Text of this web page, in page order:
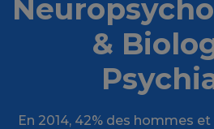
&
En 2014, 42% des hommes